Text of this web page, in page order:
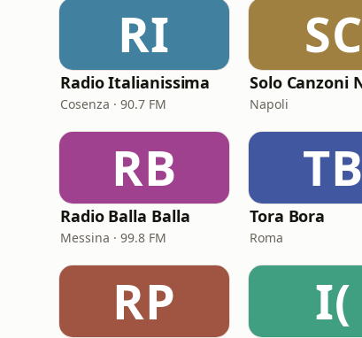
RI
Radio Italianissima
Cosenza · 90.7 FM
SC
Napoli
RB
Radio Balla Balla
Messina · 99.8 FM
TB
Tora Bora
Roma
RP I(